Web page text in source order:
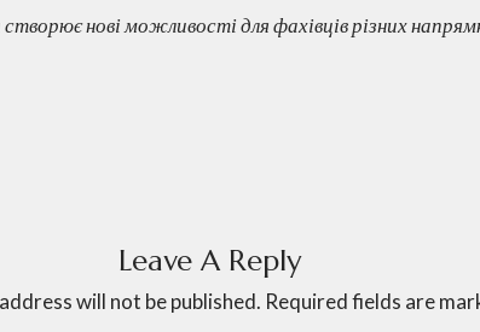
нові можливості для фахівців різних
Leave A Reply
will not be published. Required fields are